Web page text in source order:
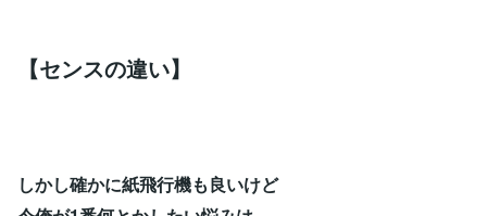
【センスの違い】
しかし確かに紙飛行機も良いけど